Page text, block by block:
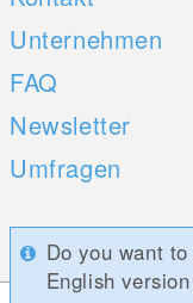
Unternehmen
FAQ
Newsletter
Umfragen
Mobile Apps
iOS
Do you want
English